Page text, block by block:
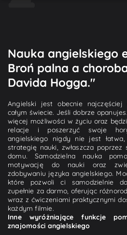
Nauka angielskiego
Broń palna a
Davida Hogga."
Angielski jest obecnie
całym świecie. Jeśli dobrze
więcej możliwości w życiu oraz
relacje i poszerzyć swoje
angielskiego nigdy nie jest
strategię nauki, zwłaszcza
domu. Samodzielna nauka
motywację do nauki oraz
zdobywaniu języka angielskiego.
które pozwoli ci samodzielnie
zupełnie za darmo, oferując
wraz z ćwiczeniami praktycznymi
każdym filmie.
Inne wyróżniające funkcje
znajomości angielskiego